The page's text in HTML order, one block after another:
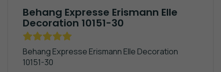
Behang Expresse Erismann Elle
Decoration 10151-30
Behang Expresse Erismann Elle Decoration
10151-30